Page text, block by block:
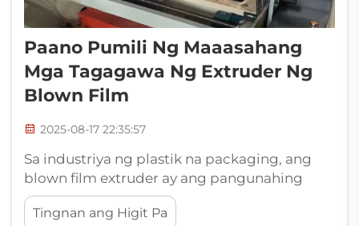
Paano Pumili Ng Maaasahang
Mga Tagagawa Ng Extruder Ng
Blown Film
2025-08-17 22:35:57
Sa industriya ng plastik na packaging, ang
blown film extruder ay ang pangunahing
kagamitan para sa produksyon ng film. Ang
kanilang pagganap at katatagan ay
Tingnan ang Higit Pa